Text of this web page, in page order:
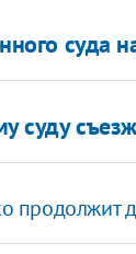
суда
суду
продолжит